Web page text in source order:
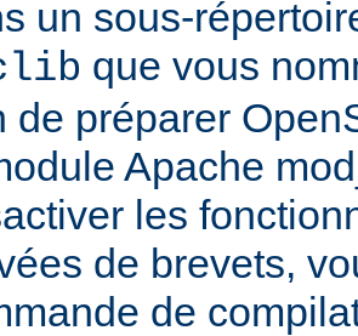
un sous-
que vous
de préparer
Apache
les
de brevets,
de